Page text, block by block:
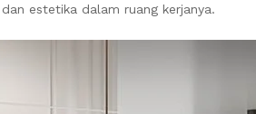
estetika dalam ruang kerjanya.